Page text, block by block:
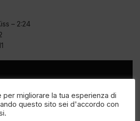
– 2:24
per migliorare la tua esperienza di
questo sito sei d'accordo con